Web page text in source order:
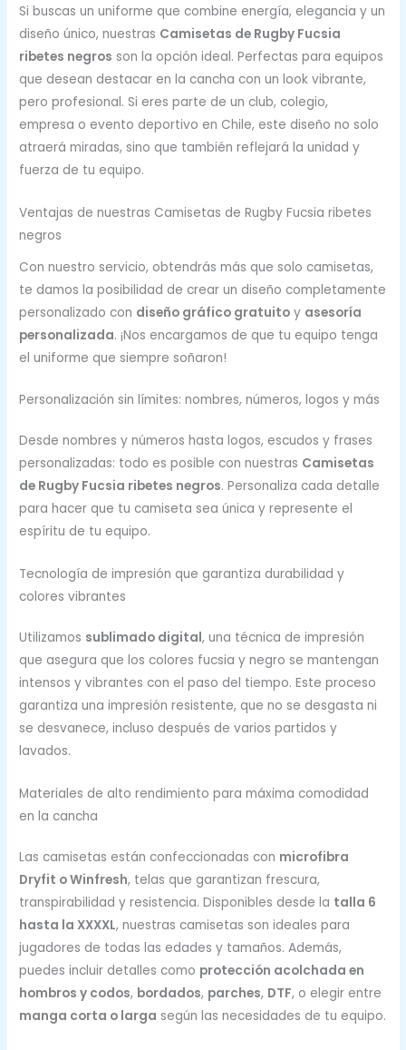
Si buscas un uniforme que combine energía, elegancia y un
diseño único, nuestras Camisetas de Rugby Fucsia
ribetes negros son la opción ideal. Perfectas para equipos
que desean destacar en la cancha con un look vibrante,
pero profesional. Si eres parte de un club, colegio,
empresa o evento deportivo en Chile, este diseño no solo
atraerá miradas, sino que también reflejará la unidad y
fuerza de tu equipo.
Ventajas de nuestras Camisetas de Rugby Fucsia ribetes
negros
Con nuestro servicio, obtendrás más que solo camisetas,
te damos la posibilidad de crear un diseño completamente
personalizado con diseño gráfico gratuito y asesoría
personalizada. ¡Nos encargamos de que tu equipo tenga
el uniforme que siempre soñaron!
Personalización sin límites: nombres, números, logos y más
Desde nombres y números hasta logos, escudos y frases
personalizadas: todo es posible con nuestras Camisetas
de Rugby Fucsia ribetes negros. Personaliza cada detalle
para hacer que tu camiseta sea única y represente el
espíritu de tu equipo.
Tecnología de impresión que garantiza durabilidad y
colores vibrantes
Utilizamos sublimado digital, una técnica de impresión
que asegura que los colores fucsia y negro se mantengan
intensos y vibrantes con el paso del tiempo. Este proceso
garantiza una impresión resistente, que no se desgasta ni
se desvanece, incluso después de varios partidos y
lavados.
Materiales de alto rendimiento para máxima comodidad
en la cancha
Las camisetas están confeccionadas con microfibra
Dryfit o Winfresh, telas que garantizan frescura,
transpirabilidad y resistencia. Disponibles desde la talla 6
hasta la XXXXL, nuestras camisetas son ideales para
jugadores de todas las edades y tamaños. Además,
puedes incluir detalles como protección acolchada en
hombros y codos, bordados, parches, DTF, o elegir entre
manga corta o larga según las necesidades de tu equipo.